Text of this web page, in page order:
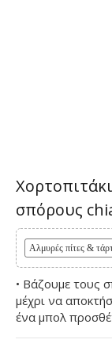
σπόρους
Αλμυρές πίτες &
• Βάζουμε τους
μέχρι να
ένα μπολ